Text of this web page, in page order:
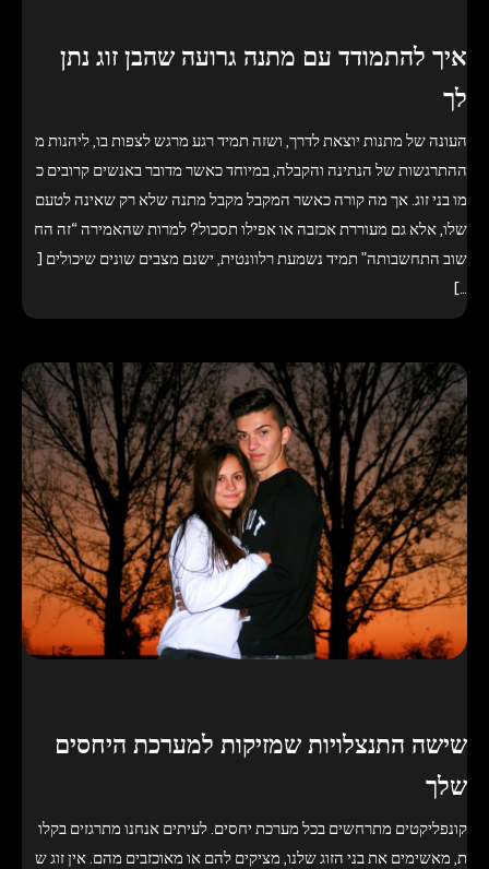
איך להתמודד עם מתנה גרועה שהבן זוג נתן
לך
העונה של מתנות יוצאת לדרך, ושזה תמיד רגע מרגש לצפות בו, ליהנות מ
ההתרגשות של הנתינה והקבלה, במיוחד כאשר מדובר באנשים קרובים כ
מו בני זוג. אך מה קורה כאשר המקבל מקבל מתנה שלא רק שאינה לטעם
שלו, אלא גם מעוררת אכזבה או אפילו תסכול? למרות שהאמירה “זה הח
שוב התחשבותה” תמיד נשמעת רלוונטית, ישנם מצבים שונים שיכולים [
…]
שישה התנצלויות שמזיקות למערכת היחסים
שלך
קונפליקטים מתרחשים בכל מערכת יחסים. לעיתים אנחנו מתרגזים בקלו
ת, מאשימים את בני הזוג שלנו, מציקים להם או מאוכזבים מהם. אין זוג ש